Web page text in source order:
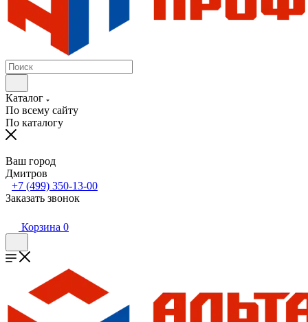
Каталог
По всему сайту
По каталогу
Ваш город
Дмитров
+7 (499) 350-13-00
Заказать звонок
Корзина 0